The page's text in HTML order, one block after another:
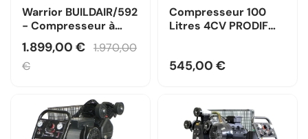
Warrior BUILDAIR/592
- Compresseur à
pistons lubrifié 4 CV
— Monophasé / Nuair
1.899,00 € 1.970,00
€
Compresseur 100
Litres 4CV PRODIF
545,00 €